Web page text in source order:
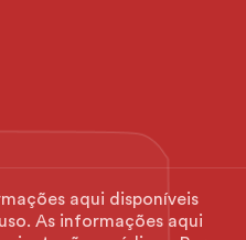
aqui disponíveis
As informações aqui